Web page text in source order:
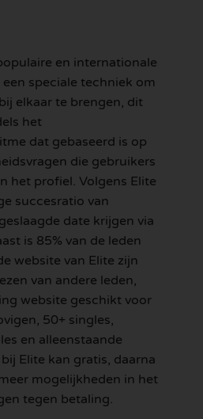
en internationale
speciale techniek om
elkaar te brengen, dit
het
dat gebaseerd is op
die gebruikers
het profiel. Volgens Elite
succesratio van
date krijgen via
is 85% van de leden
website van Elite zijn
van andere leden,
website geschikt voor
50+ singles,
en alleenstaande
Elite kan gratis, daarna
mogelijkheden in het
tegen betaling.